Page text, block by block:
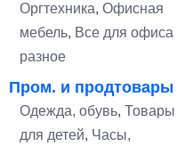
Оргтехника, Офисная
мебель, Все для офиса
разное
Пром. и продтовары
Одежда, обувь, Товары
для детей, Часы,